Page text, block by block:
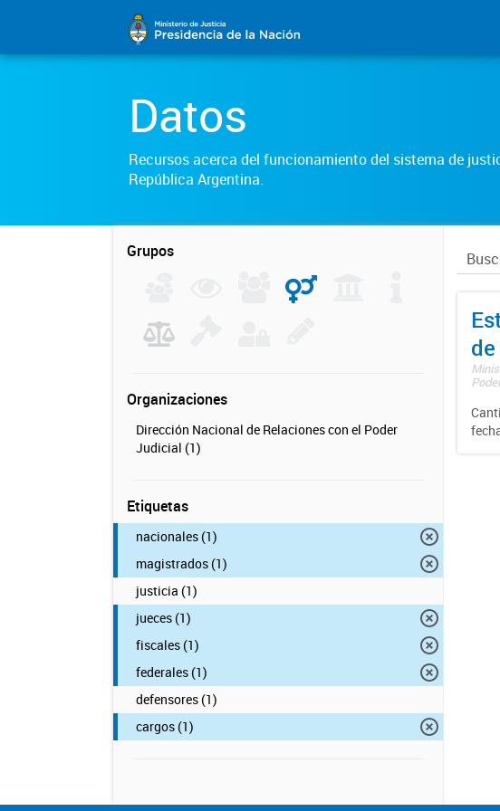
Datos
Recursos acerca del funcionamiento del sistema de
República Argentina.
Grupos
Organizaciones
Dirección Nacional de Relaciones con el Poder
Judicial (1)
Etiquetas
nacionales (1)
magistrados (1)
justicia (1)
jueces (1)
fiscales (1)
federales (1)
defensores (1)
cargos (1)